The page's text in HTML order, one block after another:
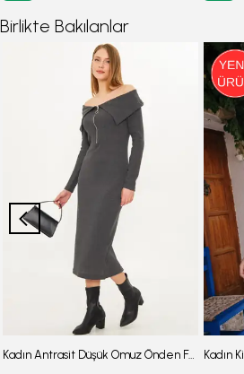
Birlikte Bakılanlar
Kadın Antrasit Düşük Omuz Önden Fermuarlı Yırtmaçlı Midi Boy Triko Elbise ARM-25K001089